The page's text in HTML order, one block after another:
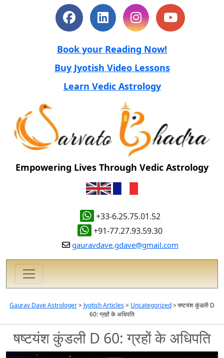
Book your Reading Now!
Buy Jyotish Video Lessons
Learn Vedic Astrology
Empowering Lives Through Vedic Astrology
+33-6.25.75.01.52
+91-77.27.93.59.30
gauravdave.gdave@gmail.com
Gaurav Dave Astrologer> Jyotish Articles> Uncategorized>षष्टयंश कुंडली D
60: ग्रहों के अधिपति
षष्टयंश कुंडली D 60: ग्रहों के अधिपति